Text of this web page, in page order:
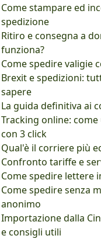
Come stampare ed
spedizione
Ritiro e consegna a
funziona?
Come spedire valigie
Brexit e spedizioni:
sapere
La guida definitiva ai
Tracking online:
con 3 click
Qual'è il corriere più
Confronto tariffe e
Come spedire lettere
Come spedire senza
anonimo
Importazione dalla
e consigli utili